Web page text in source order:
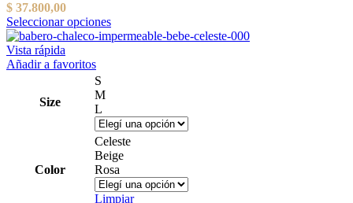
$ 37.800,00
Seleccionar opcionesEste
producto
se
pueden
elegir
en
la
página
Vista rápida
Añadir a favoritos
Size
S
M
L
Color
Celeste
Beige
Rosa
Limpiar